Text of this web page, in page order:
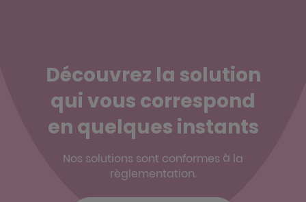
Découvrez la solution
qui vous correspond
en quelques instants
Nos solutions sont conformes à la
règlementation.